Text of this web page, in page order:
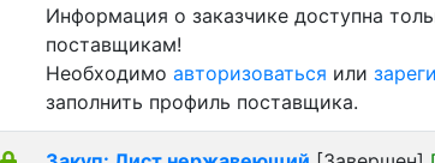
Информация о заказчике доступна
поставщикам!
Необходимо авторизоваться или
заполнить профиль поставщика.